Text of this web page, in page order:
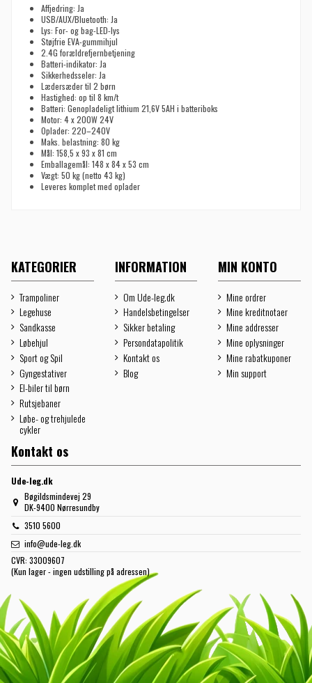
Affjedring: Ja
USB/AUX/Bluetooth: Ja
Lys: For- og bag-LED-lys
Støjfrie EVA-gummihjul
2.4G forældrefjernbetjening
Batteri-indikator: Ja
Sikkerhedsseler: Ja
Lædersæder til 2 børn
Hastighed: op til 8 km/t
Batteri: Genopladeligt lithium 21,6V 5AH i batteriboks
Motor: 4 x 200W 24V
Oplader: 220–240V
Maks. belastning: 80 kg
Mål: 158,5 x 93 x 81 cm
Emballagemål: 148 x 84 x 53 cm
Vægt: 50 kg (netto 43 kg)
Leveres komplet med oplader
KATEGORIER
Trampoliner
Legehuse
Sandkasse
Løbehjul
Sport og Spil
Gyngestativer
El-biler til børn
Rutsjebaner
Løbe- og trehjulede
cykler
INFORMATION
Om Ude-leg.dk
Handelsbetingelser
Sikker betaling
Persondatapolitik
Kontakt os
Blog
MIN KONTO
Mine ordrer
Mine kreditnotaer
Mine addresser
Mine oplysninger
Mine rabatkuponer
Min support
Kontakt os
Ude-leg.dk
Bøgildsmindevej 29
DK-9400 Nørresundby
3510 5600
info@ude-leg.dk
CVR: 33009607
(Kun lager - ingen udstilling på adressen)